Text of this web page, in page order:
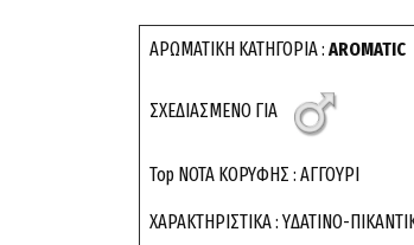
ΑΡΩΜΑΤΙΚΗ ΚΑΤΗΓΟΡΙΑ : AROMATIC
ΣΧΕΔΙΑΣΜΕΝΟ ΓΙΑ
Top ΝΟΤΑ ΚΟΡΥΦΗΣ : ΑΓΓΟΥΡΙ
ΧΑΡΑΚΤΗΡΙΣΤΙΚΑ : YΔΑΤΙΝΟ-